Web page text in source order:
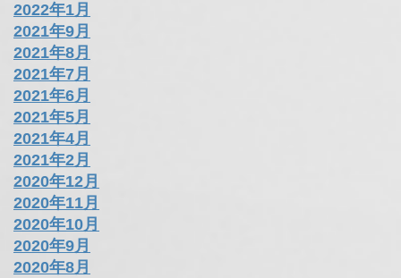
2022年1月
2021年9月
2021年8月
2021年7月
2021年6月
2021年5月
2021年4月
2021年2月
2020年12月
2020年11月
2020年10月
2020年9月
2020年8月